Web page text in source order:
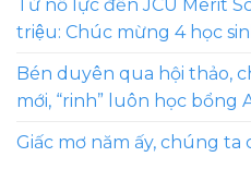
Từ nỗ lực đến JCU Merit
triệu: Chúc mừng 4 học
Bén duyên qua hội thảo,
mới, “rinh” luôn học bổng
Giấc mơ năm ấy, chúng